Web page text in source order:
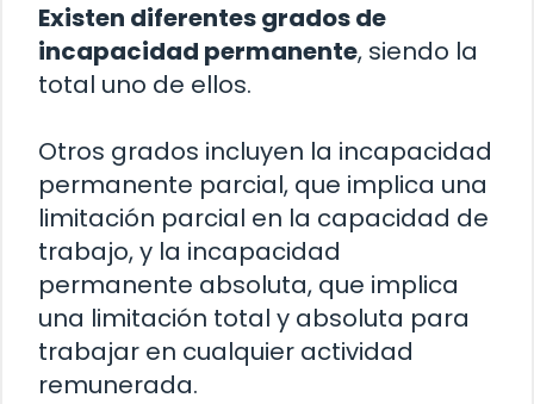
Existen diferentes grados de
incapacidad permanente, siendo la
total uno de ellos.
Otros grados incluyen la incapacidad
permanente parcial, que implica una
limitación parcial en la capacidad de
trabajo, y la incapacidad
permanente absoluta, que implica
una limitación total y absoluta para
trabajar en cualquier actividad
remunerada.